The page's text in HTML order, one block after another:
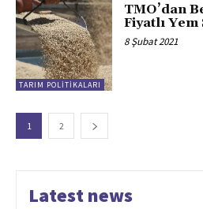
TARIM POLITIKALARI
TMO’dan
Fiyatlı Yem
8 Şubat 2021
1 2
Latest news